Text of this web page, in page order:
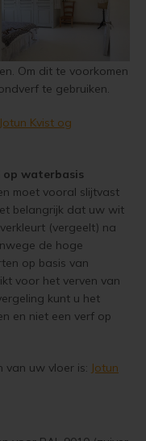
van Jotun
Om dit te voorkomen
te gebruiken.
Jotun Kvist og
waterbasis
moet vooral slijtvast
belangrijk dat uw wit
(vergeelt) na
de hoge
op basis van
voor het verven van
kunt u het
en niet een verf op
van uw vloer is: Jotun